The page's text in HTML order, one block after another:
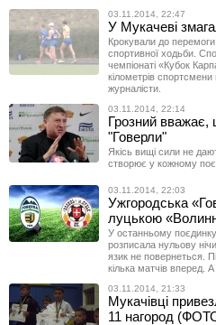
03.11.2014, 22:47
У Мукачеві
Крокували до
спортивної ходьби.
чемпіонаті «Кубок
кілометрів
журналісти.
03.11.2014, 22:14
Грозний вважає,
"Говерли"
Якісь вищі сили не
створює у кожному
03.11.2014, 22:03
Ужгородська
луцькою
У останньому
розписала нульову
язик не повернеться.
кілька матчів вперед.
03.11.2014, 21:33
Мукачівці
11 нагород